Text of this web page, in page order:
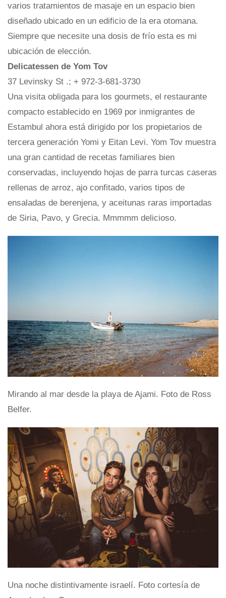
varios tratamientos de masaje en un espacio bien
diseñado ubicado en un edificio de la era otomana.
Siempre que necesite una dosis de frío esta es mi
ubicación de elección.
Delicatessen de Yom Tov
37 Levinsky St .; + 972-3-681-3730
Una visita obligada para los gourmets, el restaurante
compacto establecido en 1969 por inmigrantes de
Estambul ahora está dirigido por los propietarios de
tercera generación Yomi y Eitan Levi. Yom Tov muestra
una gran cantidad de recetas familiares bien
conservadas, incluyendo hojas de parra turcas caseras
rellenas de arroz, ajo confitado, varios tipos de
ensaladas de berenjena, y aceitunas raras importadas
de Siria, Pavo, y Grecia. Mmmmm delicioso.
Mirando al mar desde la playa de Ajami. Foto de Ross
Belfer.
Una noche distintivamente israelí. Foto cortesía de